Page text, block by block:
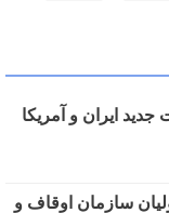
ایران و آمریکا
سازمان اوقاف و